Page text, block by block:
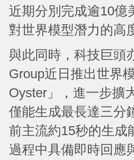
近期分別完成逾10億
對世界模型潛力的高
與此同時，科技巨頭
Group近日推出世界
Oyster」，進一步擴
僅能生成最長達三分
前主流約15秒的生成
過程中具備即時回應